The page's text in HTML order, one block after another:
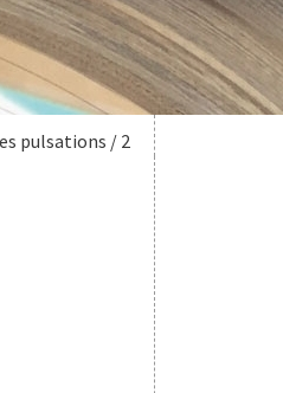
pulsations / 2